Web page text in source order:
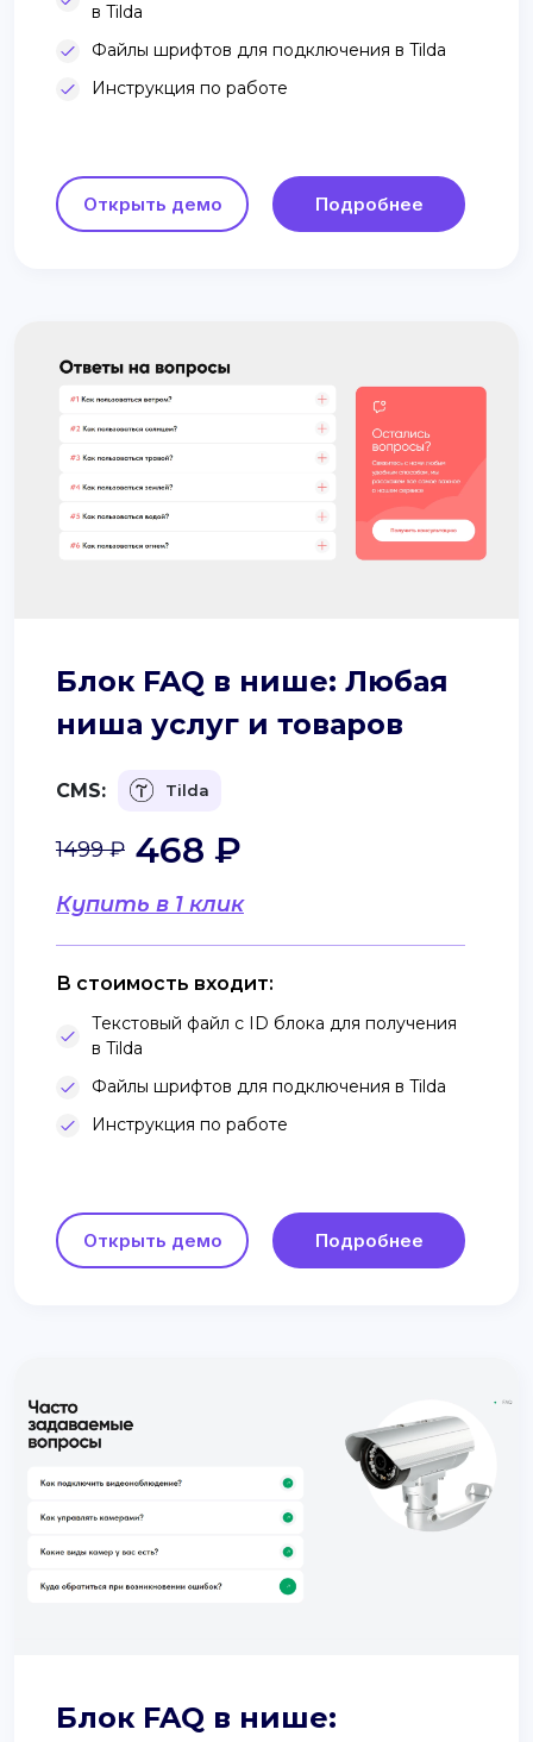
в Tilda
Файлы шрифтов для подключения в Tilda
Инструкция по работе
Открыть демо Подробнее
Блок FAQ в нише: Любая
ниша услуг и товаров
CMS: Tilda
Купить в 1 клик
1499 ₽ 468 ₽
В стоимость входит:
Текстовый файл с ID блока для получения
в Tilda
Файлы шрифтов для подключения в Tilda
Инструкция по работе
Открыть демо Подробнее
Блок FAQ в нише: